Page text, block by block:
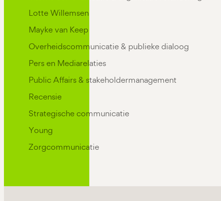
Lotte Willemsen
Mayke van Keep
Overheidscommunicatie & publieke dialoog
Pers en Mediarelaties
Public Affairs & stakeholdermanagement
Recensie
Strategische communicatie
Young
Zorgcommunicatie